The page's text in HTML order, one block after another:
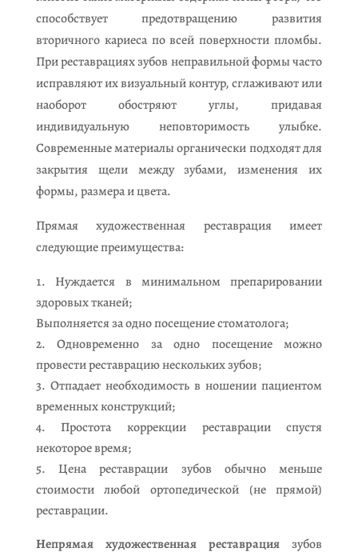
способствует предотвращению развития
вторичного кариеса по всей поверхности пломбы.
При реставрациях зубов неправильной формы часто
исправляют их визуальный контур, сглаживают или
наоборот обостряют углы, придавая
индивидуальную неповторимость улыбке.
Современные материалы органически подходят для
закрытия щели между зубами, изменения их
формы, размера и цвета.
Прямая художественная реставрация имеет
следующие преимущества:
Нуждается в минимальном препарировании
здоровых тканей;
Выполняется за одно посещение стоматолога;
Одновременно за одно посещение можно
провести реставрацию нескольких зубов;
Отпадает необходимость в ношении пациентом
временных конструкций;
Простота коррекции реставрации спустя
некоторое время;
Цена реставрации зубов обычно меньше
стоимости любой ортопедической (не прямой)
реставрации.
Непрямая художественная реставрация зубов